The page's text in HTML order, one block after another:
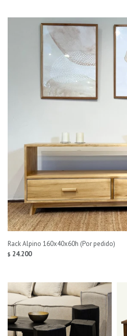
Rack Alpino 160x40x60h (Por pedido)
$ 24.200